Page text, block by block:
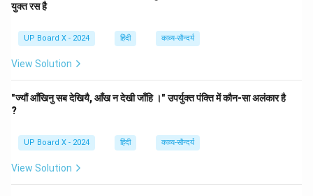
युक्त रस है
UP Board X - 2024 हिंदी काव्य-सौन्दर्य
View Solution
"ज्यौं आँखिनु सब देखियै, आँख न देखी जाँहि ।" उपर्युक्त पंक्ति में कौन-सा अलंकार है
?
UP Board X - 2024 हिंदी काव्य-सौन्दर्य
View Solution